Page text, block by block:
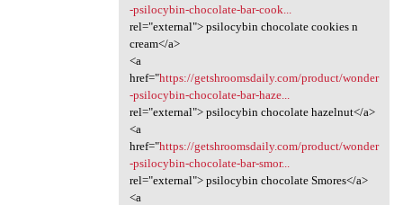
-psilocybin-chocolate-bar-cook...
rel="external"> psilocybin chocolate cookies n
cream</a>
<a
href="https://getshroomsdaily.com/product/wonder
-psilocybin-chocolate-bar-haze...
rel="external"> psilocybin chocolate hazelnut</a>
<a
href="https://getshroomsdaily.com/product/wonder
-psilocybin-chocolate-bar-smor...
rel="external"> psilocybin chocolate Smores</a>
<a